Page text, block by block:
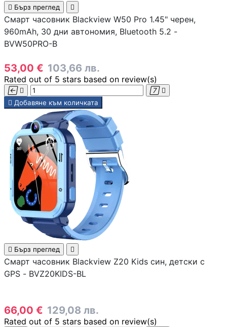
Геймърски
комплекти
Геймърски бюра
 Бърз преглед 
Смарт часовник Blackview W50 Pro 1.45" черен,
960mAh, 30 дни автономия, Bluetooth 5.2 -
BVW50PRO-B
53,00 € 103,66 лв.
Rated out of 5 stars based on review(s)
   
 Добавяне към количката
 Бърз преглед 
Смарт часовник Blackview Z20 Kids син, детски с
GPS - BVZ20KIDS-BL
66,00 € 129,08 лв.
Rated out of 5 stars based on review(s)